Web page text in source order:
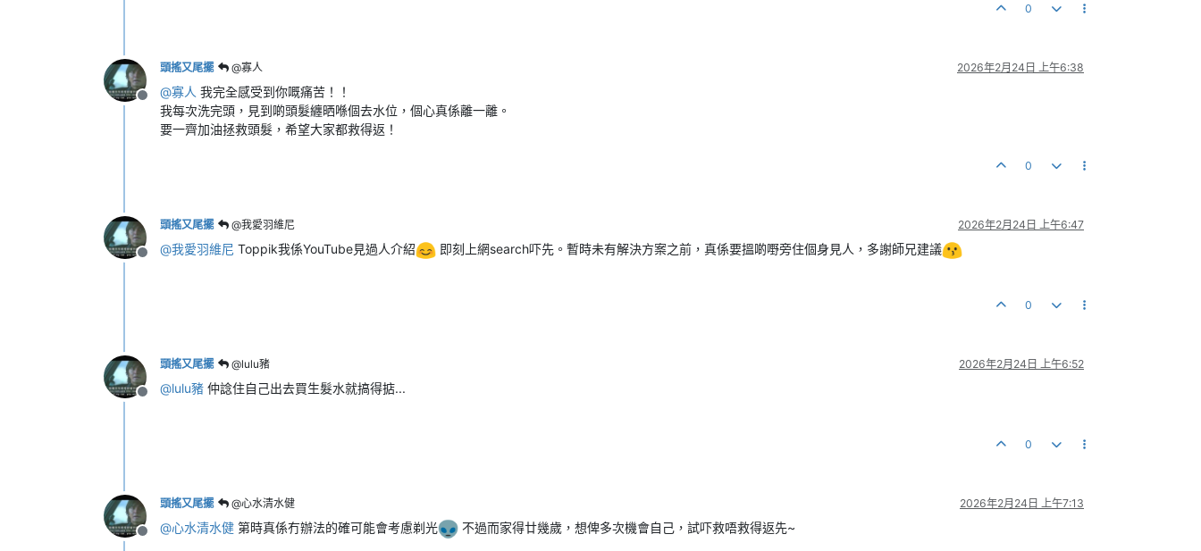
0
離線
頭搖又尾擺 @寡人 2026年2月24日 上午6:38
@寡人 我完全感受到你嘅痛苦！！
我每次洗完頭，見到啲頭髮纏晒喺個去水位，個心真係離一離。
要一齊加油拯救頭髮，希望大家都救得返！
0
離線
頭搖又尾擺 @我愛羽維尼 2026年2月24日 上午6:47
@我愛羽維尼 Toppik我係YouTube見過人介紹 即刻上網search吓先。暫時未有解決方案之前，真係要搵啲嘢旁住個身見人，多謝師兄建議
0
離線
頭搖又尾擺 @lulu豬 2026年2月24日 上午6:52
@lulu豬 仲諗住自己出去買生髮水就搞得掂...
0
離線
頭搖又尾擺 @心水清水健 2026年2月24日 上午7:13
@心水清水健 第時真係冇辦法的確可能會考慮剃光 不過而家得廿幾歲，想俾多次機會自己，試吓救唔救得返先~